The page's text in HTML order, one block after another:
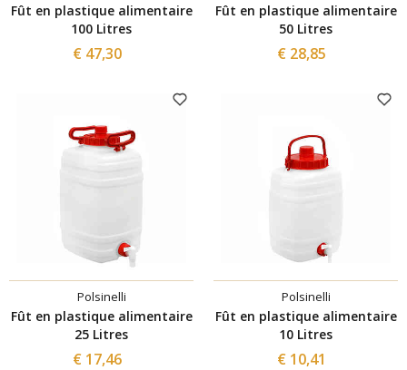
Fût en plastique alimentaire
100 Litres
€ 47,30
Fût en plastique alimentaire
50 Litres
€ 28,85
Polsinelli
Fût en plastique alimentaire
25 Litres
€ 17,46
Polsinelli
Fût en plastique alimentaire
10 Litres
€ 10,41